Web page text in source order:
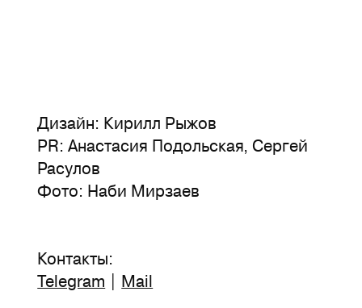
Дизайн: Кирилл Рыжов
PR: Анастасия Подольская, Сергей
Расулов
Фото: Наби Мирзаев
Контакты:
Telegram | Mail